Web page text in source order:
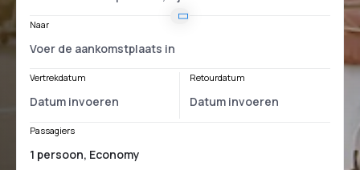
Naar
Vertrekdatum Retourdatum
Passagiers